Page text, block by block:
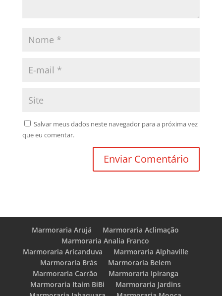
Salvar meus dados neste navegador para a próxima vez
que eu comentar.
Marmoraria Arujá
Marmoraria Aclimação
Marmoraria Analia Franco
Marmoraria Aricanduva
Marmoraria Alphaville
Marmoraria Brás
Marmoraria Belem
Marmoraria Carrão
Marmoraria Ipiranga
Marmoraria Itaim BiBi
Marmoraria Jardins